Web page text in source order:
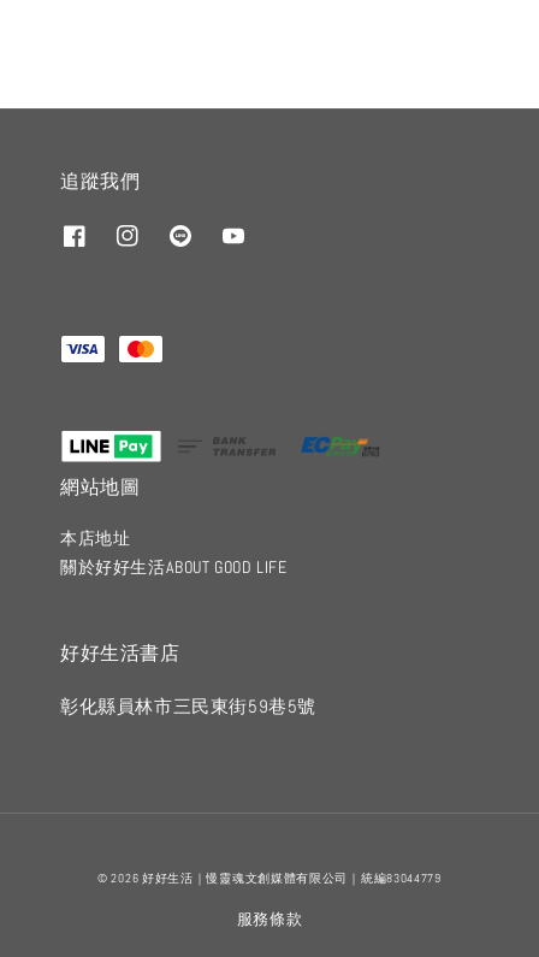
追蹤我們
網站地圖
本店地址
關於好好生活ABOUT GOOD LIFE
好好生活書店
彰化縣員林市三民東街59巷5號
© 2026 好好生活｜慢靈魂文創媒體有限公司｜統編83044779
服務條款